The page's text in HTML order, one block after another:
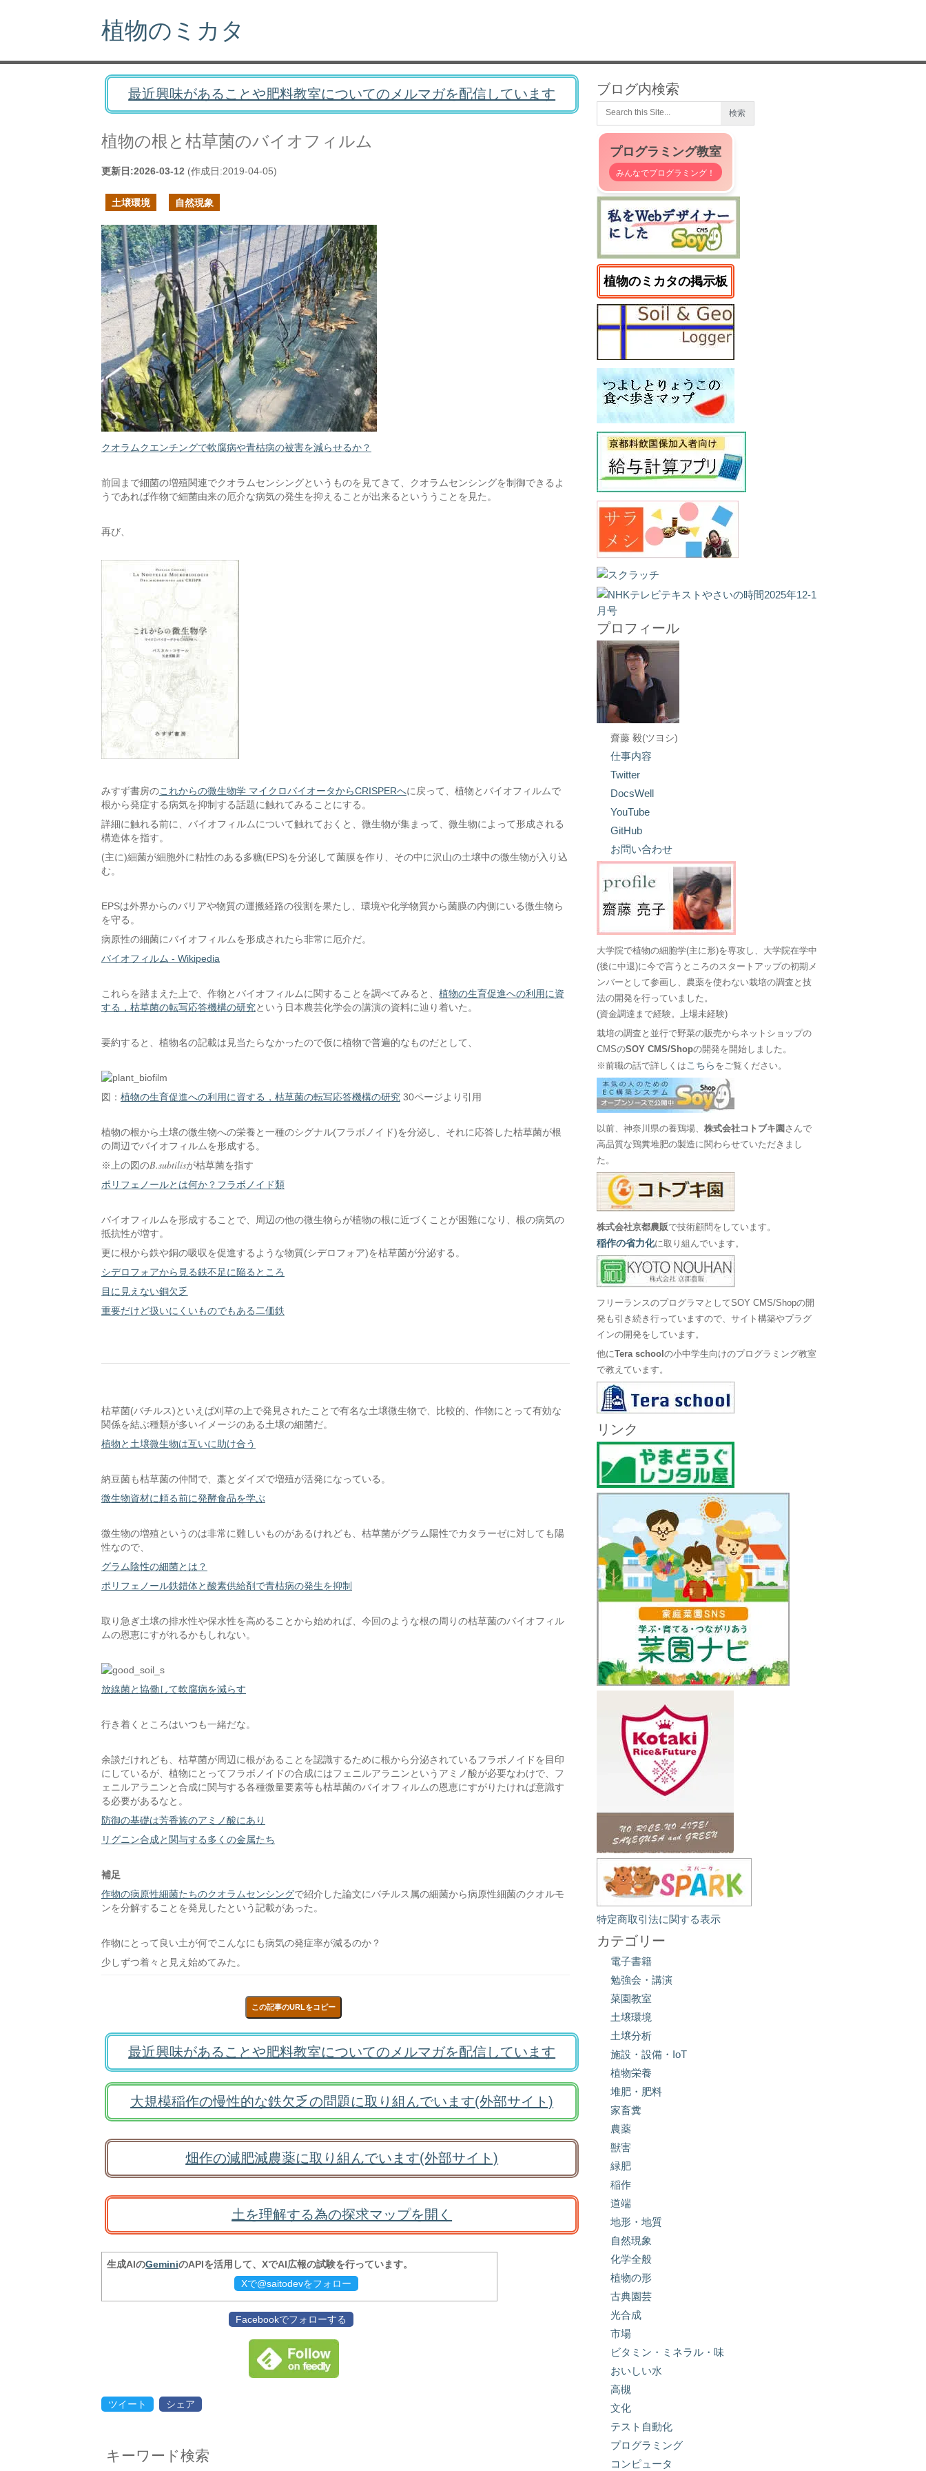
植物のミカタ
最近興味があることや肥料教室についてのメルマガを配信しています
植物の根と枯草菌のバイオフィルム
更新日:2026-03-12 (作成日:2019-04-05)
土壌環境 自然現象
クオラムクエンチングで軟腐病や青枯病の被害を減らせるか？
前回まで細菌の増殖関連でクオラムセンシングというものを見てきて、クオラムセンシングを制御できるよ
うであれば作物で細菌由来の厄介な病気の発生を抑えることが出来るといううことを見た。
再び、
みすず書房のこれからの微生物学 マイクロバイオータからCRISPERへに戻って、植物とバイオフィルムで
根から発症する病気を抑制する話題に触れてみることにする。
詳細に触れる前に、バイオフィルムについて触れておくと、微生物が集まって、微生物によって形成される
構造体を指す。
(主に)細菌が細胞外に粘性のある多糖(EPS)を分泌して菌膜を作り、その中に沢山の土壌中の微生物が入り込
む。
EPSは外界からのバリアや物質の運搬経路の役割を果たし、環境や化学物質から菌膜の内側にいる微生物ら
を守る。
病原性の細菌にバイオフィルムを形成されたら非常に厄介だ。
バイオフィルム - Wikipedia
これらを踏まえた上で、作物とバイオフィルムに関することを調べてみると、 植物の生育促進への利用に資
する，枯草菌の転写応答機構の研究という日本農芸化学会の講演の資料に辿り着いた。
要約すると、植物名の記載は見当たらなかったので仮に植物で普遍的なものだとして、
図： 植物の生育促進への利用に資する，枯草菌の転写応答機構の研究 30ページより引用
植物の根から土壌の微生物への栄養と一種のシグナル(フラボノイド)を分泌し、それに応答した枯草菌が根
の周辺でバイオフィルムを形成する。
※上の図のB.subtilisが枯草菌を指す
ポリフェノールとは何か？フラボノイド類
バイオフィルムを形成することで、周辺の他の微生物らが植物の根に近づくことが困難になり、根の病気の
抵抗性が増す。
更に根から鉄や銅の吸収を促進するような物質(シデロフォア)を枯草菌が分泌する。
シデロフォアから見る鉄不足に陥るところ
目に見えない銅欠乏
重要だけど扱いにくいものでもある二価鉄
枯草菌(バチルス)といえば刈草の上で発見されたことで有名な土壌微生物で、比較的、作物にとって有効な
関係を結ぶ種類が多いイメージのある土壌の細菌だ。
植物と土壌微生物は互いに助け合う
納豆菌も枯草菌の仲間で、藁とダイズで増殖が活発になっている。
微生物資材に頼る前に発酵食品を学ぶ
微生物の増殖というのは非常に難しいものがあるけれども、枯草菌がグラム陽性でカタラーゼに対しても陽
性なので、
グラム陰性の細菌とは？
ポリフェノール鉄錯体と酸素供給剤で青枯病の発生を抑制
取り急ぎ土壌の排水性や保水性を高めることから始めれば、今回のような根の周りの枯草菌のバイオフィル
ムの恩恵にすがれるかもしれない。
放線菌と協働して軟腐病を減らす
行き着くところはいつも一緒だな。
余談だけれども、枯草菌が周辺に根があることを認識するために根から分泌されているフラボノイドを目印
にしているが、植物にとってフラボノイドの合成にはフェニルアラニンというアミノ酸が必要なわけで、フ
ェニルアラニンと合成に関与する各種微量要素等も枯草菌のバイオフィルムの恩恵にすがりたければ意識す
る必要があるなと。
防御の基礎は芳香族のアミノ酸にあり
リグニン合成と関与する多くの金属たち
補足
作物の病原性細菌たちのクオラムセンシングで紹介した論文にバチルス属の細菌から病原性細菌のクオルモ
ンを分解することを発見したという記載があった。
作物にとって良い土が何でこんなにも病気の発症率が減るのか？
少しずつ着々と見え始めてみた。
この記事のURLをコピー
最近興味があることや肥料教室についてのメルマガを配信しています
大規模稲作の慢性的な鉄欠乏の問題に取り組んでいます(外部サイト)
畑作の減肥減農薬に取り組んでいます(外部サイト)
土を理解する為の探求マップを開く
生成AIのGeminiのAPIを活用して、XでAI広報の試験を行っています。
Xで@saitodevをフォロー
Facebookでフォローする
ツイート シェア
キーワード検索
ブログ内検索
プログラミング教室
みんなでプログラミング！
植物のミカタの掲示板
プロフィール
齋藤 毅(ツヨシ)
仕事内容
Twitter
DocsWell
YouTube
GitHub
お問い合わせ
大学院で植物の細胞学(主に形)を専攻し、大学院在学中
(後に中退)に今で言うところのスタートアップの初期メ
ンバーとして参画し、農薬を使わない栽培の調査と技
法の開発を行っていました。
(資金調達まで経験。上場未経験)
栽培の調査と並行で野菜の販売からネットショップの
CMSのSOY CMS/Shopの開発を開始しました。
※前職の話で詳しくは こちら をご覧ください。
以前、神奈川県の養鶏場、株式会社コトブキ園 さんで
高品質な鶏糞堆肥の製造に関わらせていただきまし
た。
株式会社京都農販で技術顧問をしています。
稲作の省力化に取り組んでいます。
フリーランスのプログラマとしてSOY CMS/Shopの開
発も引き続き行っていますので、サイト構築やプラグ
インの開発をしています。
他にTera schoolの小中学生向けのプログラミング教室
で教えています。
リンク
特定商取引法に関する表示
カテゴリー
電子書籍
勉強会・講演
菜園教室
土壌環境
土壌分析
施設・設備・IoT
植物栄養
堆肥・肥料
家畜糞
農薬
獣害
緑肥
稲作
道端
地形・地質
自然現象
化学全般
植物の形
古典園芸
光合成
市場
ビタミン・ミネラル・味
おいしい水
高槻
文化
テスト自動化
プログラミング
コンピュータ